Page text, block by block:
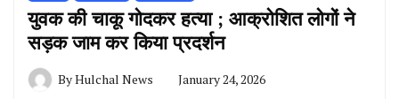
युवक की चाकू गोदकर हत्या ; आक्रोशित लोगों ने
सड़क जाम कर किया प्रदर्शन
ByHulchal News January 24, 2026